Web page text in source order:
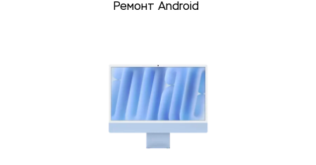
Ремонт Android